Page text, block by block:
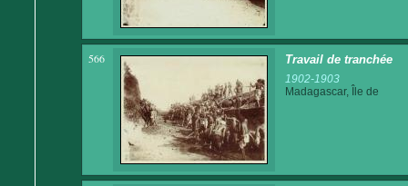
566 Travail de tranchée
1902-1903
Madagascar, Île de